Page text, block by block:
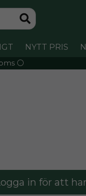
NYTT PRIS
⚪️
in för att